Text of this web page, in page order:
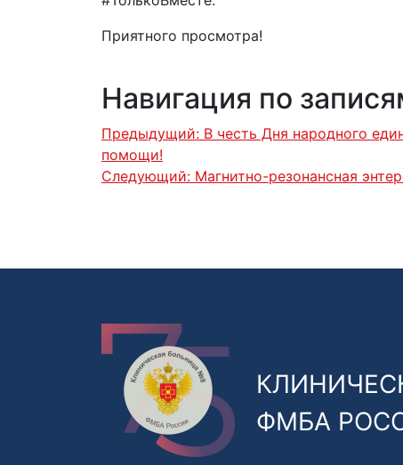
Приятного просмотра!
Навигация по
Предыдущий: В честь Дня народного
помощи!️
Следующий: Магнитно-резонансная
ФМБА